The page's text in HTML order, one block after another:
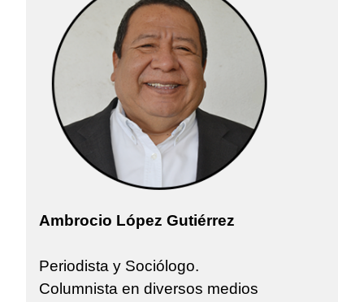
Ambrocio López Gutiérrez
Periodista y Sociólogo.
Columnista en diversos medios